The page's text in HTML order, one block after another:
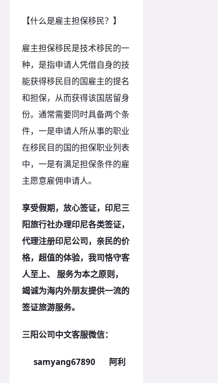
【什么是雇主担保移民？】
雇主担保移民是技术移民的一
种，是指申请人凭借自身的技
能获得移民目的国雇主的提名
和担保，从而获得该国居留身
份。通常需要同时具备两个条
件，一是申请人所从事的职业
在移民目的国的担保职业列表
中，一是有满足担保条件的雇
主愿意雇佣申请人。
享受假期，放心签证，印尼三
阳旅行社办理印尼各类签证，
代理注册印尼公司，亲民的价
格，超值的体验，我司恪守客
人至上、 服务为本之原则，
竭诚为海内外朋友提供一流的
签证旅游服务。
三阳公司中文客服微信：
samyang67890 阿利